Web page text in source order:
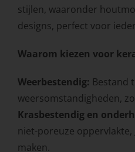
stijlen, waaronder
designs, perfect voor
Waarom kiezen voor
Weerbestendig: Bestand
weersomstandigheden,
Krasbestendig en
niet-poreuze
maken.